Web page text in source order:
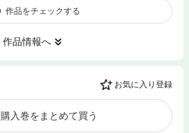
作品をチェックする
作品情報へ
お気に入り登録
入巻をまとめて買う